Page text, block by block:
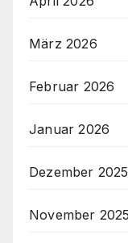
März 2026
Februar 2026
Januar 2026
Dezember 2025
November 2025